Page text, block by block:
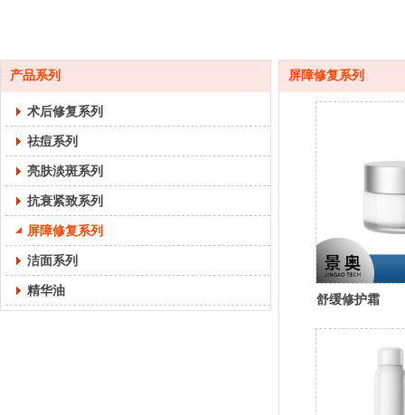
产品系列
术后修复系列
祛痘系列
亮肤淡斑系列
抗衰紧致系列
屏障修复系列
洁面系列
精华油
屏障修复系列
舒缓修护霜